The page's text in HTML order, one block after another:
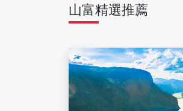
山富精選推薦